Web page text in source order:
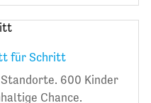
für Schritt
600 Kinder
Chance.